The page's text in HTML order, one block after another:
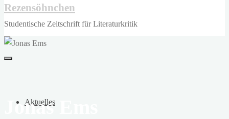
Rezensöhnchen
Studentische Zeitschrift für Literaturkritik
Aktuelles
Jonas Ems